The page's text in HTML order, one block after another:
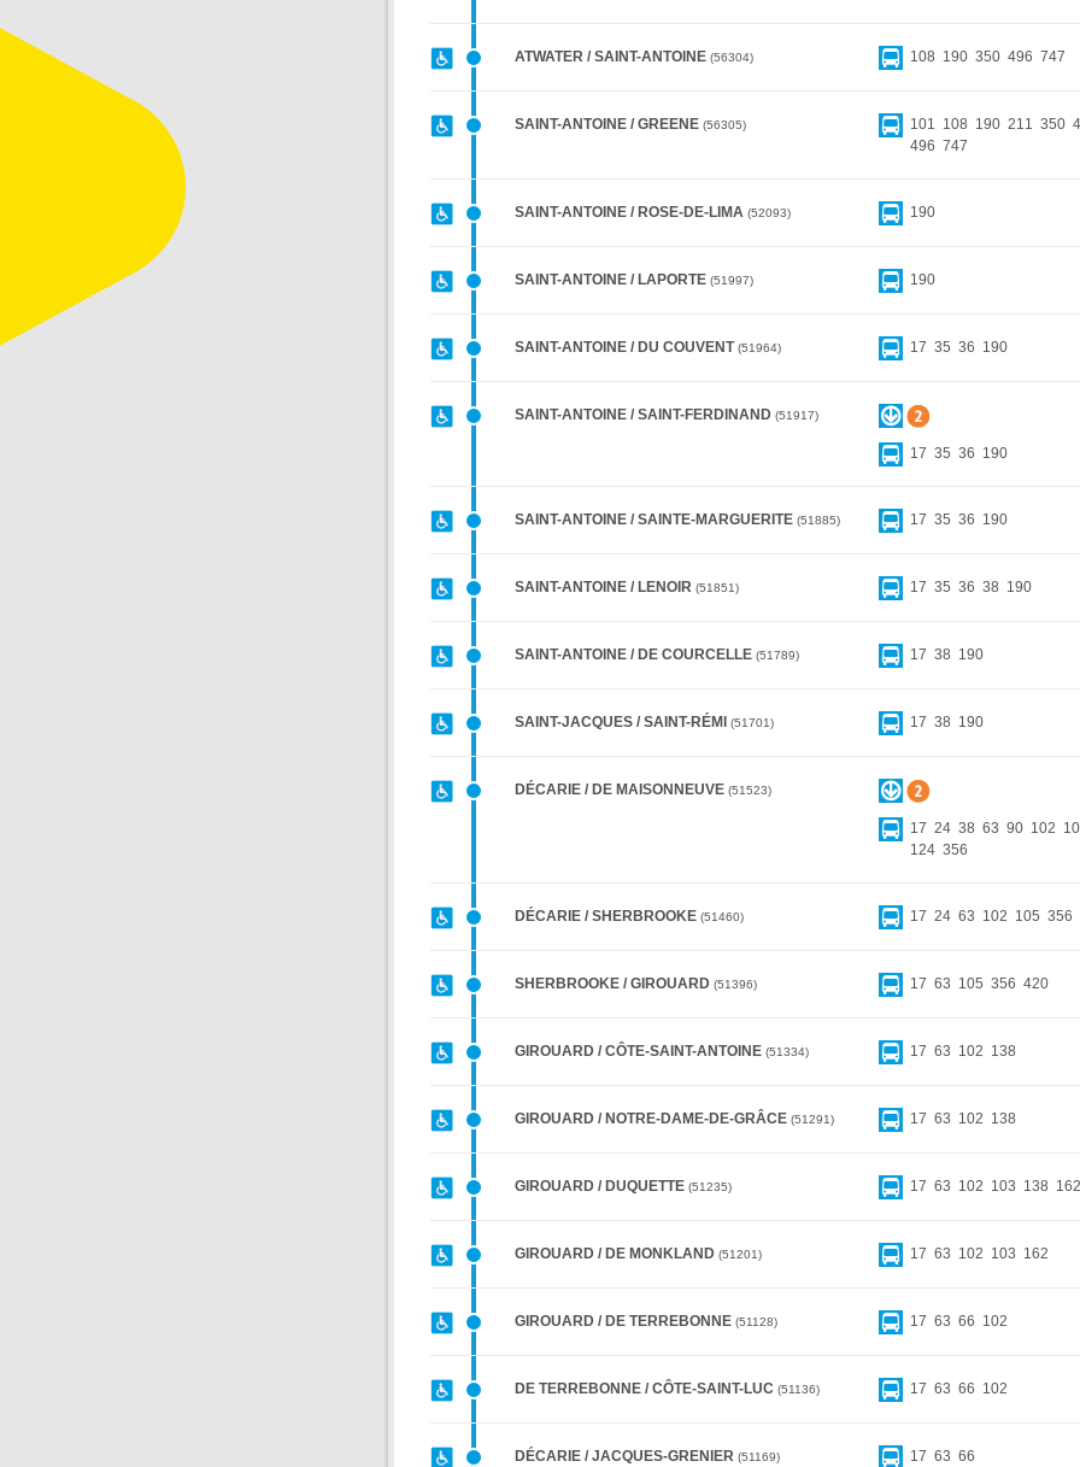
ATWATER / SAINT-ANTOINE 56304 108 190 350 496 747
SAINT-ANTOINE / GREENE 56305 101 108 190 211 350
496 747
SAINT-ANTOINE / ROSE-DE-LIMA 52093 190
SAINT-ANTOINE / LAPORTE 51997 190
SAINT-ANTOINE / DU COUVENT 51964 17 35 36 190
SAINT-ANTOINE / SAINT-FERDINAND 51917
17 35 36 190
SAINT-ANTOINE / SAINTE-MARGUERITE 51885 17 35 36 190
SAINT-ANTOINE / LENOIR 51851 17 35 36 38 190
SAINT-ANTOINE / DE COURCELLE 51789 17 38 190
SAINT-JACQUES / SAINT-RÉMI 51701 17 38 190
DÉCARIE / DE MAISONNEUVE 51523
17 24 38 63 90 102
124 356
DÉCARIE / SHERBROOKE 51460 17 24 63 102 105 356
SHERBROOKE / GIROUARD 51396 17 63 105 356 420
GIROUARD / CÔTE-SAINT-ANTOINE 51334 17 63 102 138
GIROUARD / NOTRE-DAME-DE-GRÂCE 51291 17 63 102 138
GIROUARD / DUQUETTE 51235 17 63 102 103 138 162
GIROUARD / DE MONKLAND 51201 17 63 102 103 162
GIROUARD / DE TERREBONNE 51128 17 63 66 102
DE TERREBONNE / CÔTE-SAINT-LUC 51136 17 63 66 102
DÉCARIE / JACQUES-GRENIER 51169 17 63 66